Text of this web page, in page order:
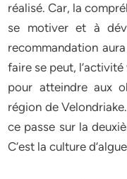
réalisé. Car, la
se motiver et à
recommandation
faire se peut,
pour atteindre aux
région de
ce passe sur la
C’est la culture